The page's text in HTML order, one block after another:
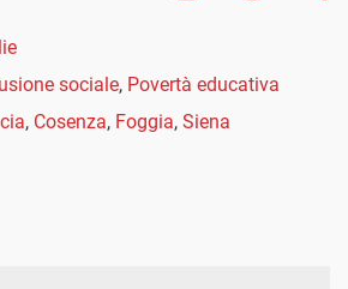
sociale, Povertà educativa
, Cosenza, Foggia, Siena